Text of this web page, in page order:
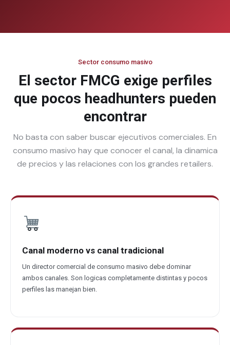
Sector consumo masivo
El sector FMCG exige perfiles
que pocos headhunters pueden
encontrar
No basta con saber buscar ejecutivos comerciales. En
consumo masivo hay que conocer el canal, la dinamica
de precios y las relaciones con los grandes retailers.
Canal moderno vs canal tradicional
Un director comercial de consumo masivo debe dominar
ambos canales. Son logicas completamente distintas y pocos
perfiles las manejan bien.